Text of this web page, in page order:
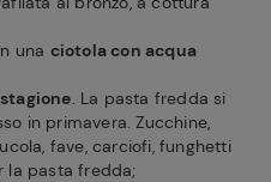
una ciotola con acqua
. La pasta fredda si
in primavera. Zucchine,
fave, carciofi, funghetti
la pasta fredda;